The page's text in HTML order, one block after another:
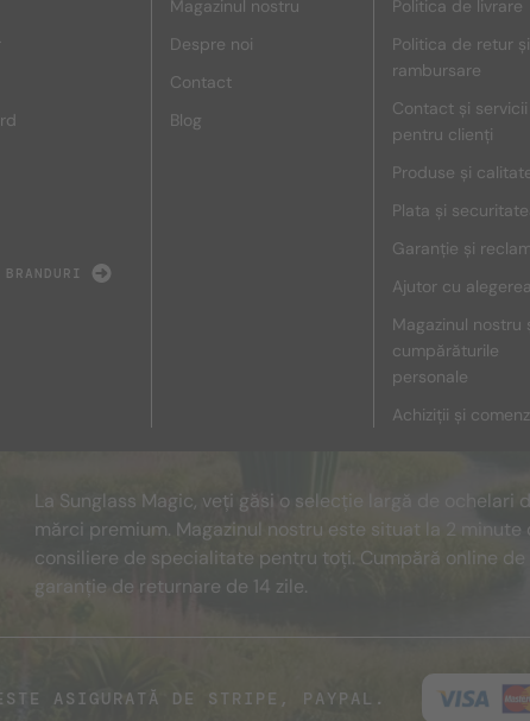
Magazinul nostru
Despre noi
Contact
Blog
Politica de livrare
Politica de retur și
rambursare
Contact și servicii
pentru clienți
Produse și
Plata și
Garanție și
Ajutor cu alegerea
Magazinul nostru
cumpărăturile
personale
Achiziții și
La Sunglass Magic, veți găsi o selecție largă de ochelari
mărci premium. Magazinul nostru este situat la 2 minute
consiliere de specialitate pentru toți. Cumpără online
garanție de returnare de 14 zile.
ASIGURATĂ DE STRIPE, PAYPAL.